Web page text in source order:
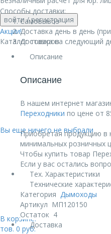
войти/ регистрация
Акции!
Каталог товаров
Вы еще ничего не выбрали
В корзине:
тов. 0 руб.
Способы доставки:
Самовывоз
Доставка день в день
Доставка на следующий
Описание
Описание
В нашем интернет
Переходники по цене от
Приобретая продукцию в
минимальных розничных
Чтобы купить товар
Если у вас остались
Тех. Характеристики
Технические
Категория Дымоходы
Артикул МП120150
Остаток 4
Доставка